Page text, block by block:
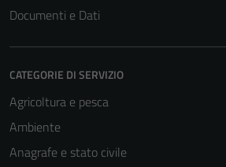
Documenti e Dati
CATEGORIE DI SERVIZIO
Agricoltura e pesca
Ambiente
Anagrafe e stato civile